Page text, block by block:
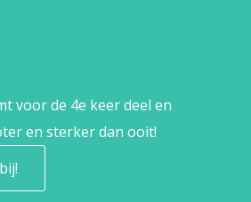
voor de 4e keer deel en
en sterker dan ooit!